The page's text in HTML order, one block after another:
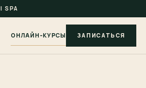
SPA
ОНЛАЙН-КУРСЫ ЗАПИСАТЬСЯ